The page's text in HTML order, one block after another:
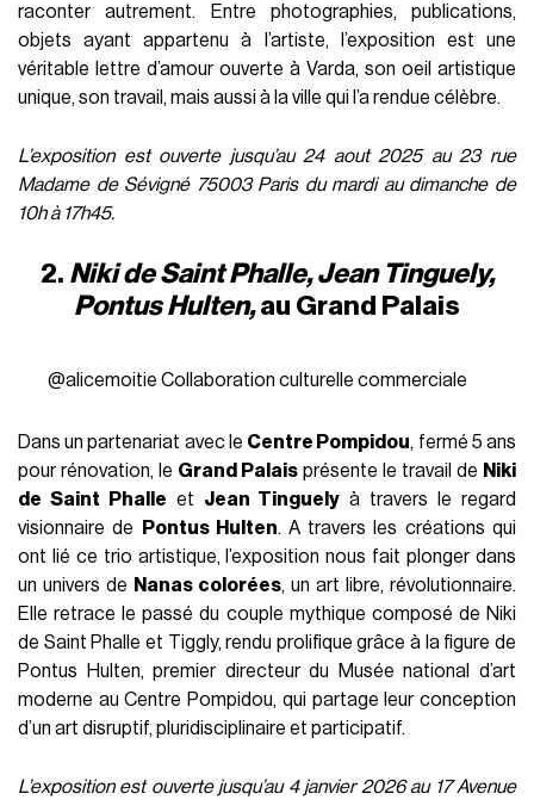
raconter autrement. Entre photographies, publications,
objets ayant appartenu à l’artiste, l’exposition est une
véritable lettre d’amour ouverte à Varda, son oeil artistique
unique, son travail, mais aussi à la ville qui l’a rendue célèbre.
L’exposition est ouverte jusqu’au 24 aout 2025 au 23 rue
Madame de Sévigné 75003 Paris du mardi au dimanche de
10h à 17h45.
2. Niki de Saint Phalle, Jean Tinguely,
Pontus Hulten,au Grand Palais
@alicemoitie Collaboration culturelle commerciale
Dans un partenariat avec le Centre Pompidou, fermé 5 ans
pour rénovation, le Grand Palais présente le travail de Niki
de Saint Phalle et Jean Tinguely à travers le regard
visionnaire de
Pontus Hulten. A travers les créations qui
ont lié ce trio artistique, l’exposition nous fait plonger dans
un univers de Nanas colorées, un art libre, révolutionnaire.
Elle retrace le passé du couple mythique composé de Niki
de Saint Phalle et Tiggly, rendu prolifique grâce à la figure de
Pontus Hulten, premier directeur du Musée national d’art
moderne au Centre Pompidou, qui partage leur conception
d’un art disruptif, pluridisciplinaire et participatif.
L’exposition est ouverte jusqu’au 4 janvier 2026 au 17 Avenue